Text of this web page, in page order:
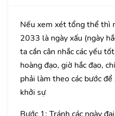
Nếu xem xét tổng thể thì
2033 là ngày xấu (ngày
ta cần cân nhắc các yếu
hoàng đạo, giờ hắc đạo,
phải làm theo các bước
khởi sự